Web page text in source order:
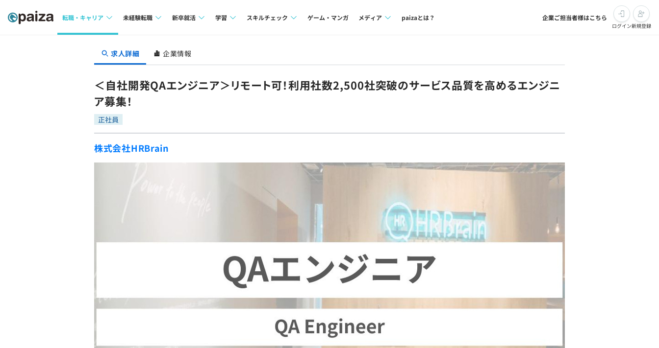
転職・キャリア
転職成功ガイド
未経験転職
求人検索
転職成功ガイド
新卒就活
本選考
学習
4択課題
リファレンス
スキルチェック
評価結果一覧
ゲーム・マンガ メディア
note
paizaとは？ 企業ご担当者様はこちら
ログイン新規登録
求人詳細 企業情報
＜自社開発QAエンジニア＞リモート可！利用社数2,500社突破のサービス品質を高めるエンジニ
ア募集！
正社員
株式会社HRBrain